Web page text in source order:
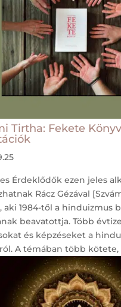
Tirtha: Fekete
Érdeklődők ezen jeles
Rácz Gézával
aki 1984-től a hinduizmus
beavatottja. Több
és képzéseket a
A témában több kötete,